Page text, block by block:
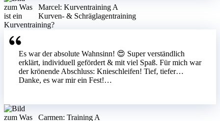
Marcel: Kurventraining A
Kurven- & Schräglagentraining
Es war der absolute Wahnsinn! 😍 Super verständlich
erklärt, individuell gefördert & mit viel Spaß. Für mich war
der krönende Abschluss: Knieschleifen! Tief, tiefer…
Danke, es war mir ein Fest!…
Carmen: Training A